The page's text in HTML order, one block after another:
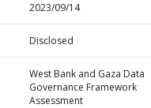
2023/09/14
Disclosed
West Bank and Gaza Data
Governance Framework
Assessment